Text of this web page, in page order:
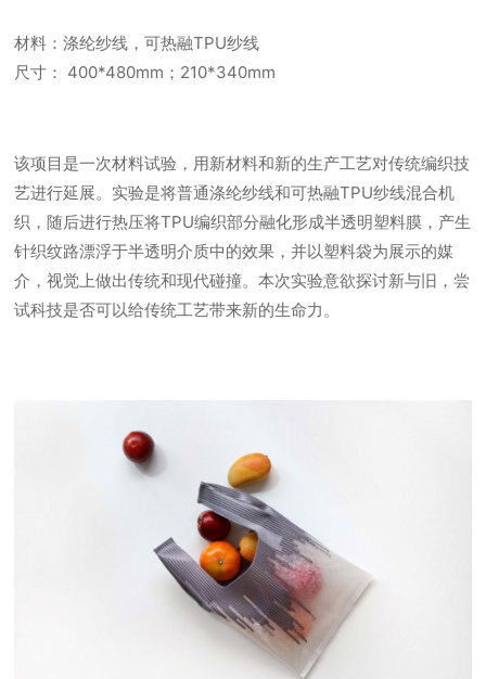
材料：涤纶纱线，可热融TPU纱线
尺寸： 400*480mm；210*340mm
该项目是一次材料试验，用新材料和新的生产工艺对传统编织技
艺进行延展。实验是将普通涤纶纱线和可热融TPU纱线混合机
织，随后进行热压将TPU编织部分融化形成半透明塑料膜，产生
针织纹路漂浮于半透明介质中的效果，并以塑料袋为展示的媒
介，视觉上做出传统和现代碰撞。本次实验意欲探讨新与旧，尝
试科技是否可以给传统工艺带来新的生命力。